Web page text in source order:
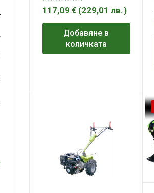
117,09 € (229,01 лв.)
Добавяне в
количката